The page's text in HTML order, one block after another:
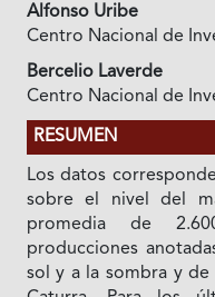
Alfonso Uribe
Centro Nacional de
Bercelio Laverde
Centro Nacional de
RESUMEN
Los datos
sobre el nivel del
promedia de
producciones
sol y a la sombra y de